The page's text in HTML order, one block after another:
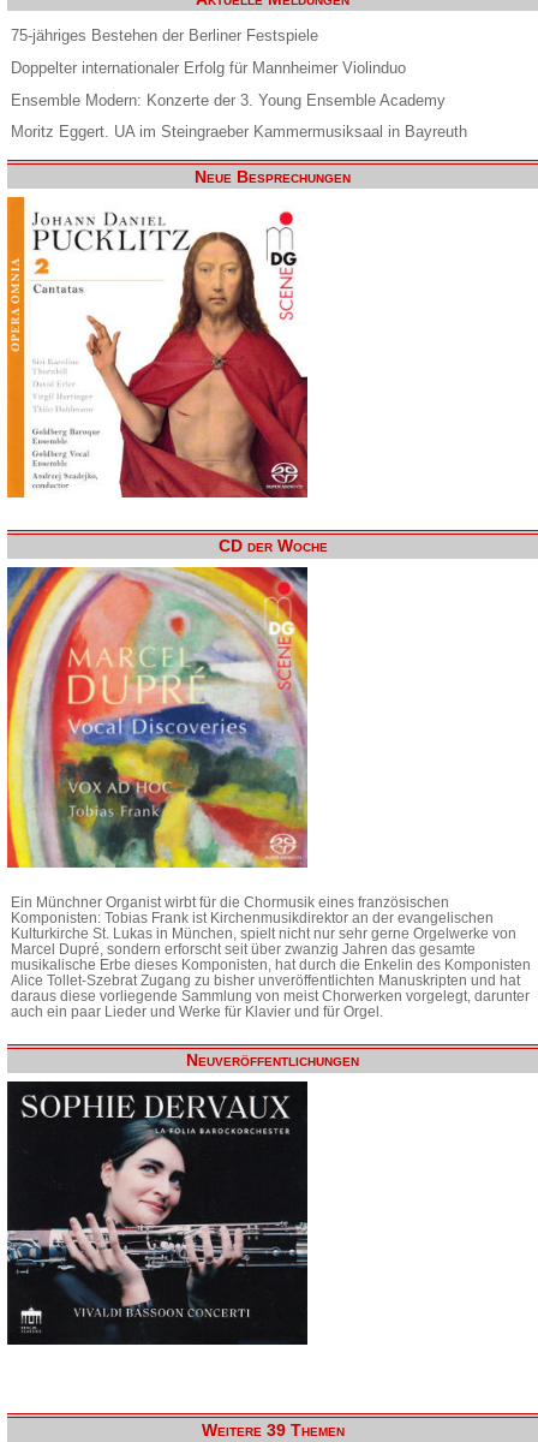
75-jähriges Bestehen der Berliner Festspiele
Doppelter internationaler Erfolg für Mannheimer Violinduo
Ensemble Modern: Konzerte der 3. Young Ensemble Academy
Moritz Eggert. UA im Steingraeber Kammermusiksaal in Bayreuth
Neue Besprechungen
CD der Woche
Ein Münchner Organist wirbt für die Chormusik eines französischen
Komponisten: Tobias Frank ist Kirchenmusikdirektor an der evangelischen
Kulturkirche St. Lukas in München, spielt nicht nur sehr gerne Orgelwerke von
Marcel Dupré, sondern erforscht seit über zwanzig Jahren das gesamte
musikalische Erbe dieses Komponisten, hat durch die Enkelin des Komponisten
Alice Tollet-Szebrat Zugang zu bisher unveröffentlichten Manuskripten und hat
daraus diese vorliegende Sammlung von meist Chorwerken vorgelegt, darunter
auch ein paar Lieder und Werke für Klavier und für Orgel.
Neuveröffentlichungen
Weitere 39 Themen